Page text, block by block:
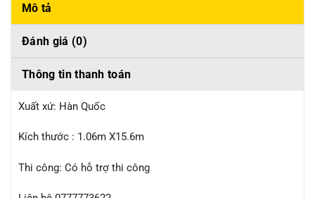
Mô tả
Đánh giá (0)
Thông tin thanh toán
Xuất xứ: Hàn Quốc
Kích thước : 1.06m X15.6m
Thi công: Có hỗ trợ thi công